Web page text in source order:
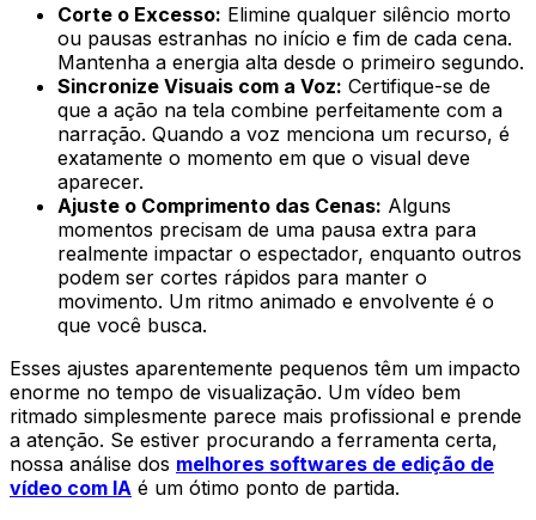
Corte o Excesso: Elimine qualquer silêncio morto
ou pausas estranhas no início e fim de cada cena.
Mantenha a energia alta desde o primeiro segundo.
Sincronize Visuais com a Voz: Certifique-se de
que a ação na tela combine perfeitamente com a
narração. Quando a voz menciona um recurso, é
exatamente o momento em que o visual deve
aparecer.
Ajuste o Comprimento das Cenas: Alguns
momentos precisam de uma pausa extra para
realmente impactar o espectador, enquanto outros
podem ser cortes rápidos para manter o
movimento. Um ritmo animado e envolvente é o
que você busca.
Esses ajustes aparentemente pequenos têm um impacto
enorme no tempo de visualização. Um vídeo bem
ritmado simplesmente parece mais profissional e prende
a atenção. Se estiver procurando a ferramenta certa,
nossa análise dos melhores softwares de edição de
vídeo com IA é um ótimo ponto de partida.